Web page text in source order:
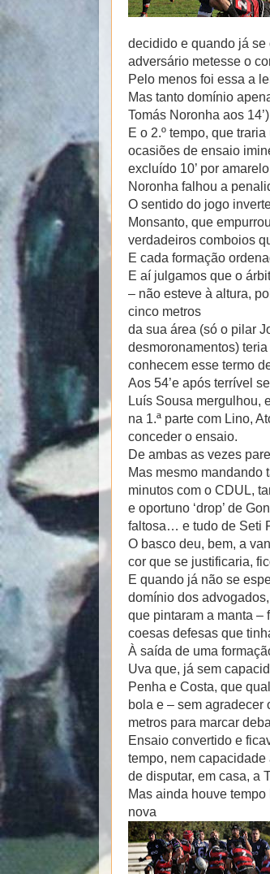
decidido e quando já se
adversário metesse o
Pelo menos foi essa a
Mas tanto domínio
Tomás Noronha aos
E o 2.º tempo, que
ocasiões de ensaio
excluído 10’ por
Noronha falhou a
O sentido do jogo
Monsanto, que
verdadeiros comboios
E cada formação
E aí julgamos que o
– não esteve à altura,
cinco metros
da sua área (só o pilar
desmoronamentos)
conhecem esse termo
Aos 54’e após terrível
Luís Sousa mergulhou,
na 1.ª parte com Lino,
conceder o ensaio.
De ambas as vezes
Mas mesmo mandando
minutos com o CDUL,
e oportuno ‘drop’ de
faltosa… e tudo de Seti
O basco deu, bem, a
cor que se justificaria,
E quando já não se
domínio dos
que pintaram a manta –
coesas defesas que
À saída de uma
Uva que, já sem
Penha e Costa, que
bola e – sem agradecer
metros para marcar
Ensaio convertido e
tempo, nem
de disputar, em casa, a
Mas ainda houve
nova